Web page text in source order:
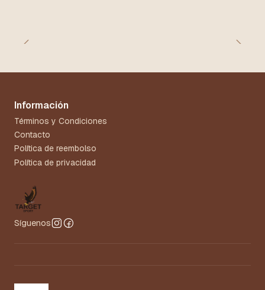
Información
Términos y Condiciones
Contacto
Política de reembolso
Política de privacidad
Síguenos